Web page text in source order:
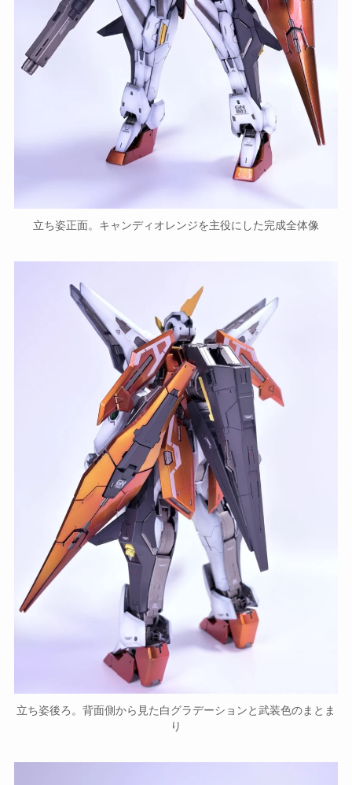
立ち姿正面。キャンディオレンジを主役にした完成全体像
立ち姿後ろ。背面側から見た白グラデーションと武装色のまとま
り